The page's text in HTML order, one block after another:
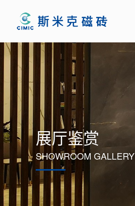
展厅鉴赏
SHOWROOM GALLERY